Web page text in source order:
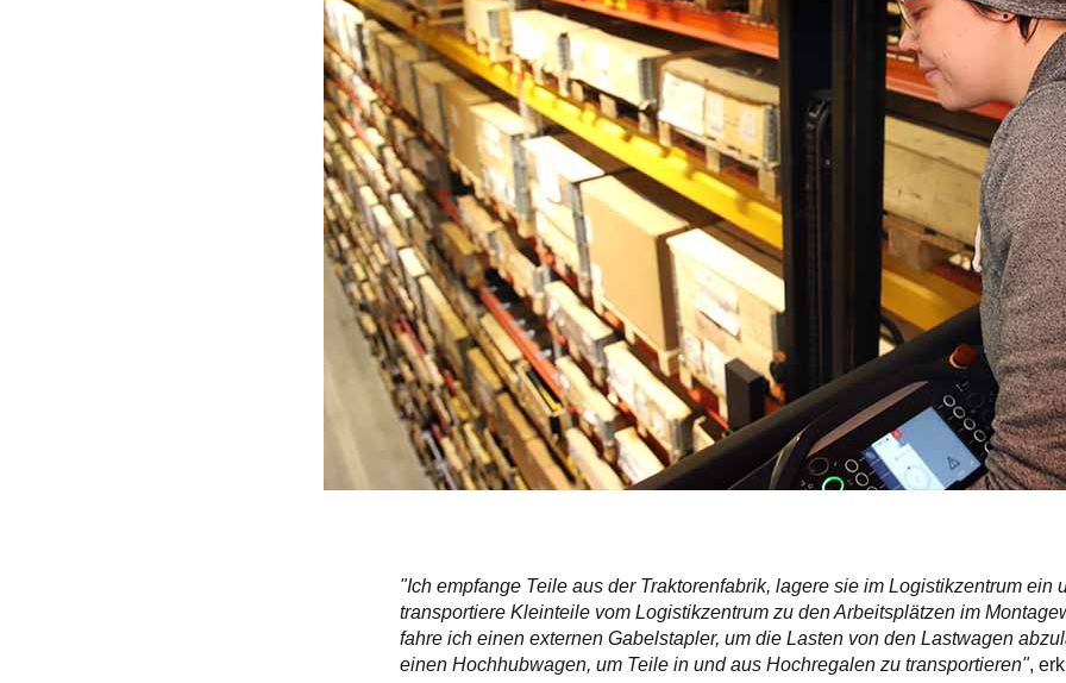
"Ich empfange Teile aus der Traktorenfabrik, lagere sie im Logistikzentrum ein
transportiere Kleinteile vom Logistikzentrum zu den Arbeitsplätzen im
fahre ich einen externen Gabelstapler, um die Lasten von den Lastwagen
einen Hochhubwagen, um Teile in und aus Hochregalen zu transportieren",